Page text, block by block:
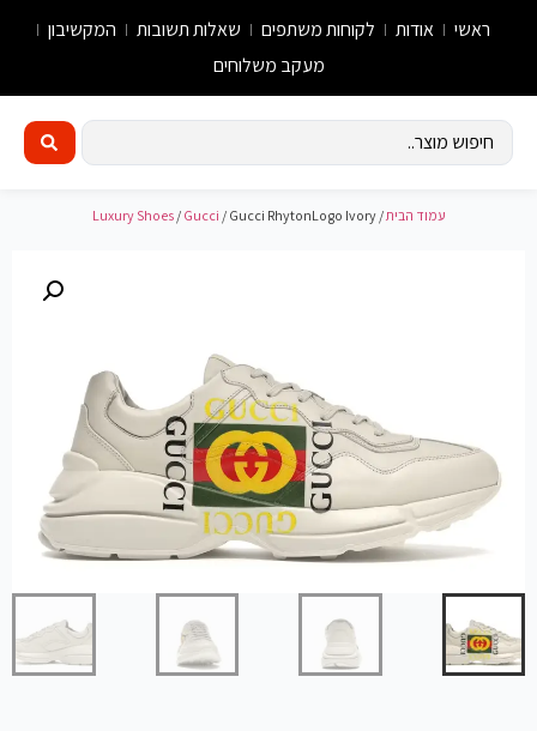
ראשי אודות לקוחות משתפים שאלות תשובות
המקשיבון
מעקב משלוחים
עמוד הבית/
Luxury Shoes/ Gucci / Gucci RhytonLogo Ivory